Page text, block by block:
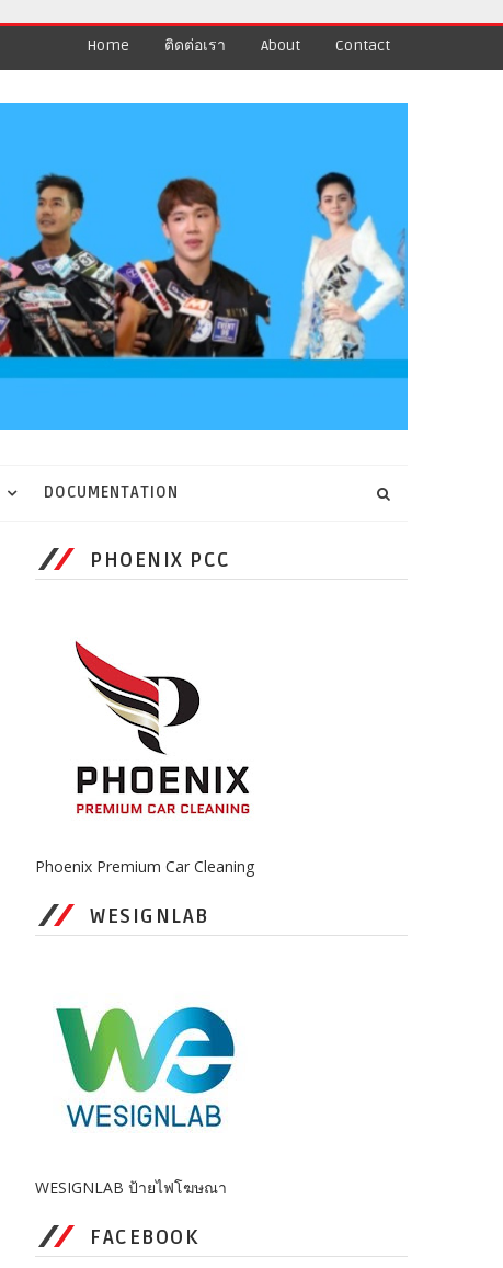
Home ติดต่อเรา About Contact
DOCUMENTATION
PHOENIX PCC
Phoenix Premium Car Cleaning
WESIGNLAB
WESIGNLAB ป้ายไฟโฆษณา
FACEBOOK